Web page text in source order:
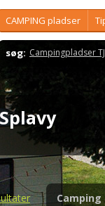
CAMPING pladser
søg: Campingpladser
Camping